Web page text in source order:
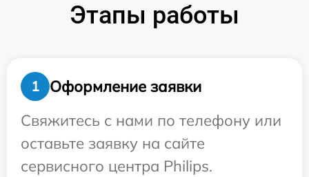
Этапы работы
1
Оформление заявки
Свяжитесь с нами по телефону или
оставьте заявку на сайте
сервисного центра Philips.